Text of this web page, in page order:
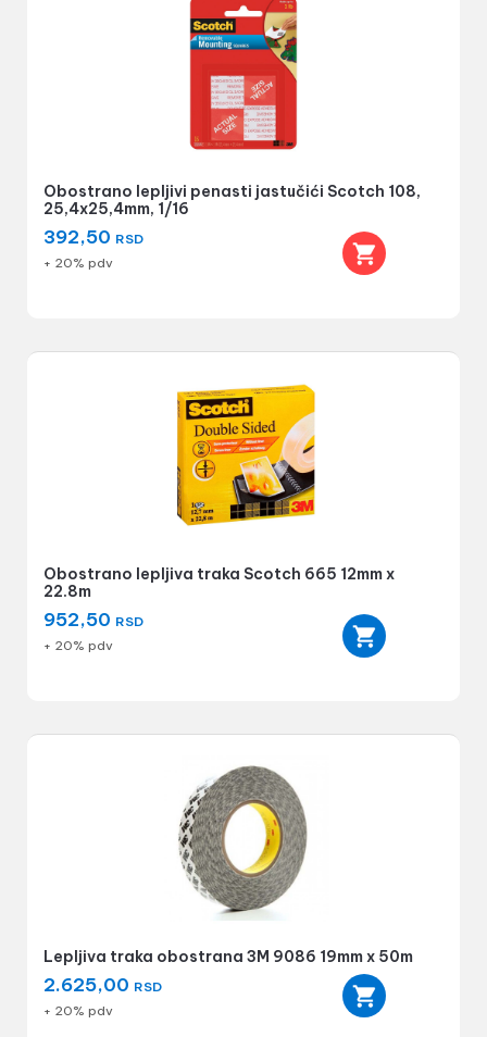
Obostrano lepljivi penasti jastučići Scotch 108,
25,4x25,4mm, 1/16
392,50 RSD
+ 20% pdv
Obostrano lepljiva traka Scotch 665 12mm x
22.8m
952,50 RSD
+ 20% pdv
Lepljiva traka obostrana 3M 9086 19mm x 50m
2.625,00 RSD
+ 20% pdv